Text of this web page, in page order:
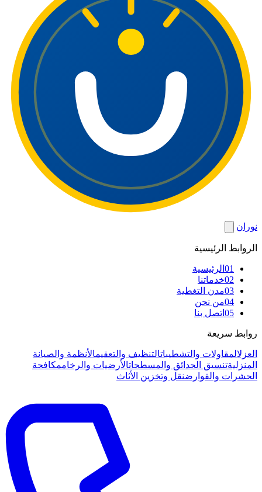
نوران
الروابط الرئيسية
01 الرئيسية
02خدماتنا
03مدن التغطية
04من نحن
05 اتصل بنا
روابط سريعة
العزلالمقاولات والتشطيباتالتنظيف والتعقيمالأنظمة والصيانة
المنزليةتنسيق الحدائق والمسطحاتالأرضيات والرخاممكافحة
الحشرات والقوارضنقل وتخزين الأثاث